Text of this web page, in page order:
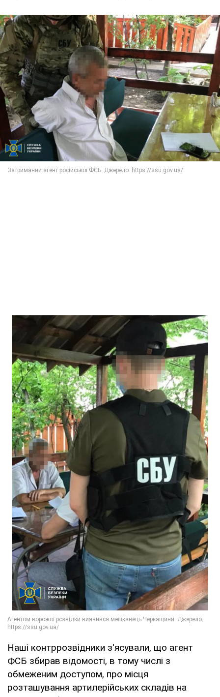
Наші контррозвідники з'ясували, що агент
ФСБ збирав відомості, в тому числі з
обмеженим доступом, про місця
розташування артилерійських складів на